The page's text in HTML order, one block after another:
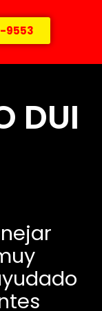
9553
DUI